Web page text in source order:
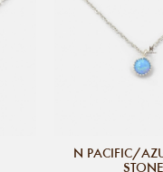
N PACIFIC/
STONE